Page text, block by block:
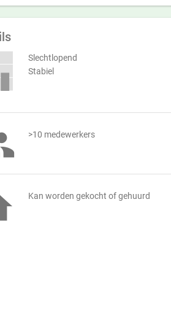
Slechtlopend
Stabiel
>10 medewerkers
Kan worden gekocht of gehuurd